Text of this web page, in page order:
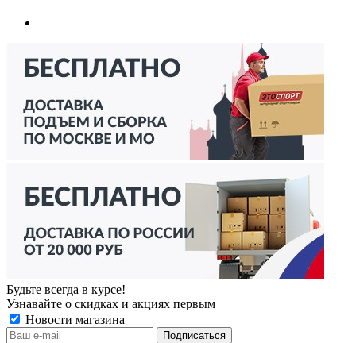
Будьте всегда в курсе!
Узнавайте о скидках и акциях первым
Новости магазина